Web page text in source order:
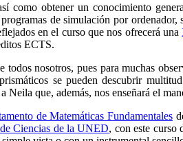
como obtener un conocimiento
de simulación por
en el curso que nos ofrecerá una
ECTS.
nosotros, pues para muchas
se pueden descubrir
que, además, nos enseñará el
de Matemáticas Fundamentales
Ciencias de la UNED, con este curso